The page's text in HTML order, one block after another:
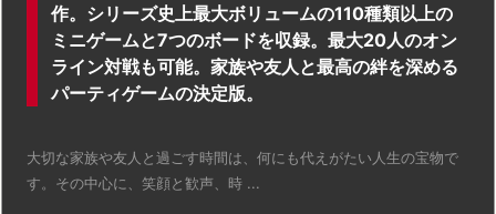
作。シリーズ史上最大ボリュームの110種類以上の
ミニゲームと7つのボードを収録。最大20人のオン
ライン対戦も可能。家族や友人と最高の絆を深める
パーティゲームの決定版。
大切な家族や友人と過ごす時間は、何にも代えがたい人生の宝物で
す。その中心に、笑顔と歓声、時 ...